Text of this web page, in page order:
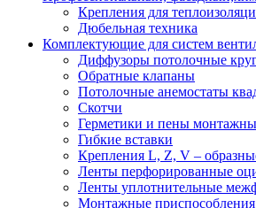
Крепления для
Дюбельная техника
Комплектующие для систем
Диффузоры потолочные
Обратные клапаны
Потолочные анемостаты
Скотчи
Герметики и пены
Гибкие вставки
Крепления L, Z, V –
Ленты перфорированные
Ленты уплотнительные
Монтажные приспособления